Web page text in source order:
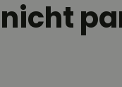
nicht